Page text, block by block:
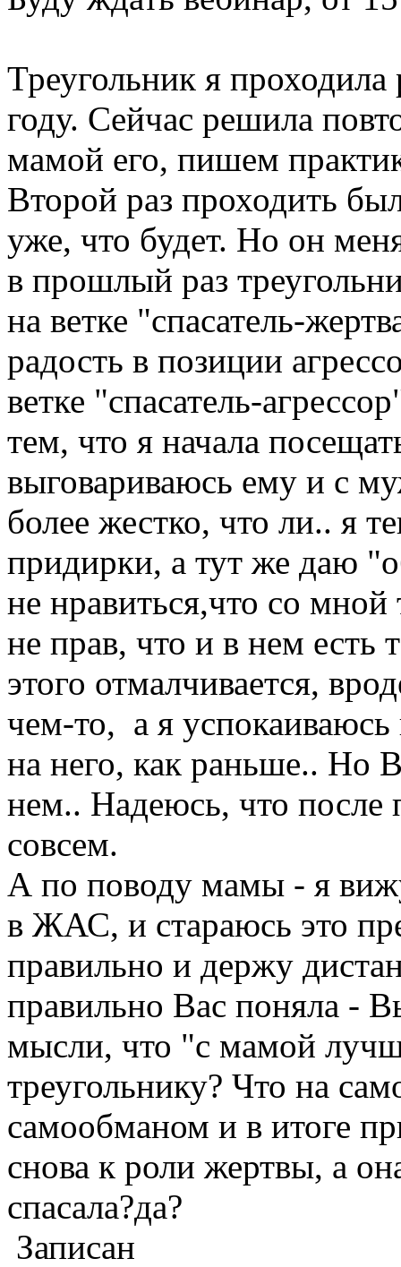
Треугольник я
году. Сейчас решила
мамой его, пишем
Второй раз проходить
уже, что будет. Но он
в прошлый раз
на ветке "спасатель-
радость в позиции
ветке "спасатель-
тем, что я начала
выговариваюсь ему и с
более жестко, что ли.. я
придирки, а тут же даю
не нравиться,что со мной
не прав, что и в нем есть
этого отмалчивается,
чем-то, а я
на него, как раньше.. Но
нем.. Надеюсь, что после
совсем.
А по поводу мамы - я
в ЖАС, и стараюсь это
правильно и держу
правильно Вас поняла -
мысли, что "с мамой
треугольнику? Что на
самообманом и в итоге
снова к роли жертвы, а
спасала?да?
Записан